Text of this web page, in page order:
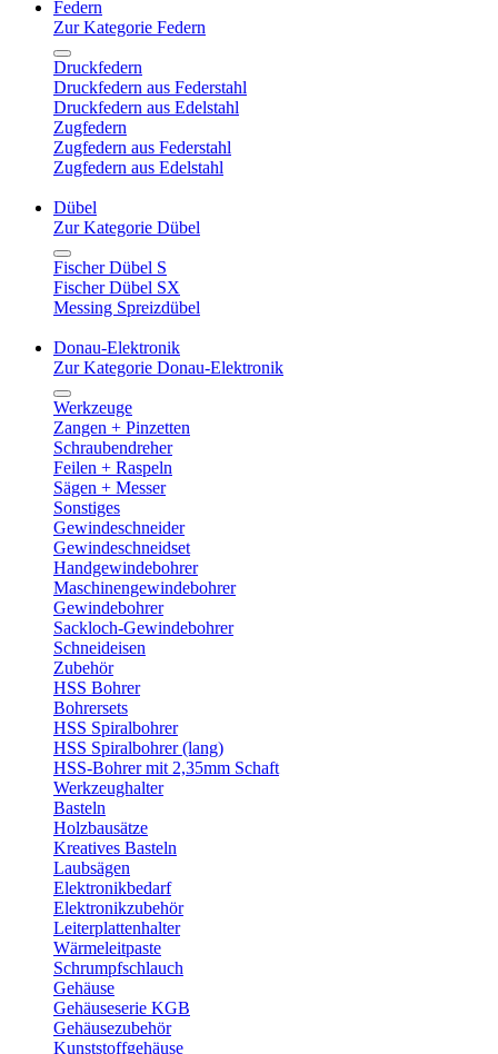
Federn
Zur Kategorie Federn
Druckfedern
Druckfedern aus Federstahl
Druckfedern aus Edelstahl
Zugfedern
Zugfedern aus Federstahl
Zugfedern aus Edelstahl
Dübel
Zur Kategorie Dübel
Fischer Dübel S
Fischer Dübel SX
Messing Spreizdübel
Donau-Elektronik
Zur Kategorie Donau-Elektronik
Werkzeuge
Zangen + Pinzetten
Schraubendreher
Feilen + Raspeln
Sägen + Messer
Sonstiges
Gewindeschneider
Gewindeschneidset
Handgewindebohrer
Maschinengewindebohrer
Gewindebohrer
Sackloch-Gewindebohrer
Schneideisen
Zubehör
HSS Bohrer
Bohrersets
HSS Spiralbohrer
HSS Spiralbohrer (lang)
HSS-Bohrer mit 2,35mm Schaft
Werkzeughalter
Basteln
Holzbausätze
Kreatives Basteln
Laubsägen
Elektronikbedarf
Elektronikzubehör
Leiterplattenhalter
Wärmeleitpaste
Schrumpfschlauch
Gehäuse
Gehäuseserie KGB
Gehäusezubehör
Kunststoffgehäuse